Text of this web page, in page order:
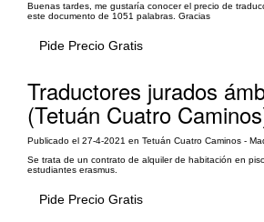
Buenas tardes, me gustaría conocer el precio de
este documento de 1051 palabras. Gracias
Pide Precio Gratis
Traductores jurados
(Tetuán Cuatro
Publicado el 27-4-2021 en Tetuán Cuatro Caminos -
Se trata de un contrato de alquiler de habitación en
estudiantes erasmus.
Pide Precio Gratis